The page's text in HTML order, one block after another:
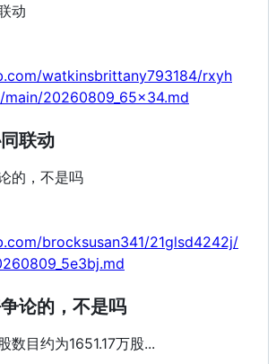
动
watkinsbrittany793184/rxyh
20260809_65x34.md
联动
的，不是吗
brocksusan341/21glsd4242j/
论的，不是吗
数目约为1651.17万股...